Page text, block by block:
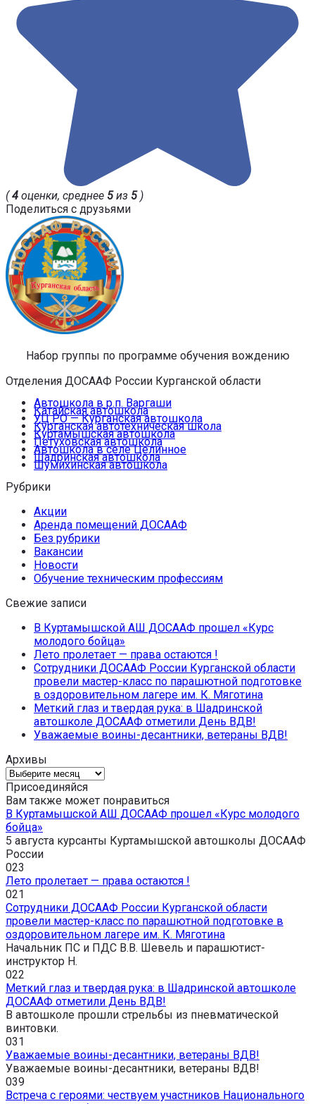
(4 оценки, среднее 5из 5)
Поделиться с друзьями
Набор группы по программе обучения вождению
Отделения ДОСААФ России Курганской области
Автошкола в р.п. Варгаши
Катайская автошкола
УЦ РО — Курганская автошкола
Курганская автотехническая школа
Куртамышская автошкола
Петуховская автошкола
Автошкола в селе Целинное
Шадринская автошкола
Шумихинская автошкола
Рубрики
Акции
Аренда помещений ДОСААФ
Без рубрики
Вакансии
Новости
Обучение техническим профессиям
Свежие записи
В Куртамышской АШ ДОСААФ прошел «Курс
молодого бойца»
Лето пролетает — права остаются !
Сотрудники ДОСААФ России Курганской области
провели мастер-класс по парашютной подготовке
в оздоровительном лагере им. К. Мяготина
Меткий глаз и твердая рука: в Шадринской
автошколе ДОСААФ отметили День ВДВ!
Уважаемые воины-десантники, ветераны ВДВ!
Архивы
Архивы
Присоединяйся
Вам также может понравиться
В Куртамышской АШ ДОСААФ прошел «Курс молодого
бойца»
5 августа курсанты Куртамышской автошколы ДОСААФ
России
023
Лето пролетает — права остаются !
021
Сотрудники ДОСААФ России Курганской области
провели мастер-класс по парашютной подготовке в
оздоровительном лагере им. К. Мяготина
Начальник ПС и ПДС В.В. Шевель и парашютист-
инструктор Н.
022
Меткий глаз и твердая рука: в Шадринской автошколе
ДОСААФ отметили День ВДВ!
В автошколе прошли стрельбы из пневматической
винтовки.
031
Уважаемые воины-десантники, ветераны ВДВ!
Уважаемые воины-десантники, ветераны ВДВ!
039
Встреча с героями: чествуем участников Национального